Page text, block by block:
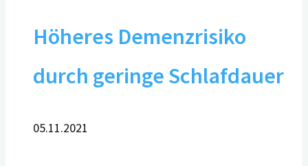
Höheres Demenzrisiko
durch geringe Schlafdauer
05.11.2021